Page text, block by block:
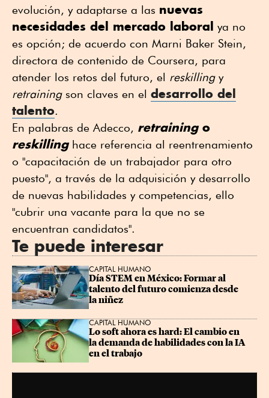
evolución, y adaptarse a las nuevas
necesidades del mercado laboral ya no
es opción; de acuerdo con Marni Baker Stein,
directora de contenido de Coursera, para
atender los retos del futuro, el reskilling y
retraining son claves en el desarrollo del
talento.
En palabras de Adecco, retraining o
reskilling hace referencia al reentrenamiento
o "capacitación de un trabajador para otro
puesto", a través de la adquisición y desarrollo
de nuevas habilidades y competencias, ello
"cubrir una vacante para la que no se
encuentran candidatos".
Te puede interesar
CAPITAL HUMANO
Día STEM en México: Formar al
talento del futuro comienza desde
la niñez
CAPITAL HUMANO
Lo soft ahora es hard: El cambio en
la demanda de habilidades con la IA
en el trabajo